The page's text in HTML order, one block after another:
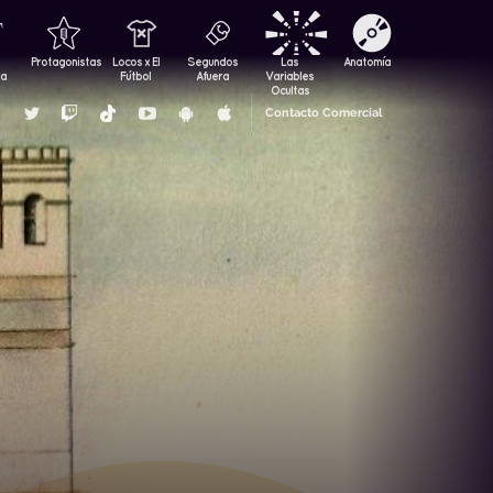
Protagonistas
Locos x El
Fútbol
Segundos
Afuera
Las
Variables
Ocultas
Anatomía
Contacto Comercial